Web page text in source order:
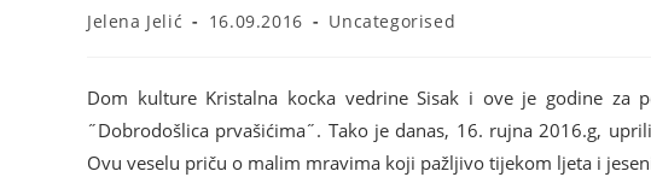
Jelena Jelić 16.09.2016 Uncategorised
Dom kulture Kristalna kocka vedrine Sisak i ove je godine za
˝Dobrodošlica prvašićima˝. Tako je danas, 16. rujna 2016.g,
Ovu veselu priču o malim mravima koji pažljivo tijekom ljeta i